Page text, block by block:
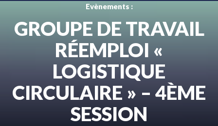
Evènements :
GROUPE DE TRAVAIL
RÉEMPLOI «
LOGISTIQUE
CIRCULAIRE » – 4ÈME
SESSION